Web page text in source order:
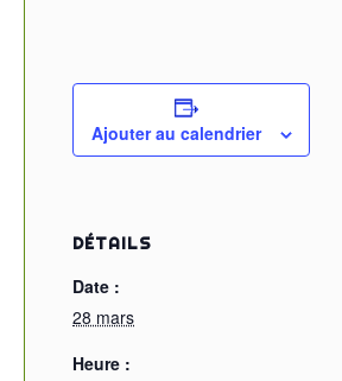
Ajouter au calendrier
DÉTAILS
Date :
28 mars
Heure :